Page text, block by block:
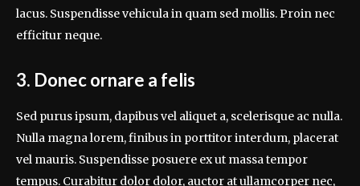
lacus. Suspendisse vehicula in quam sed mollis. Proin nec
efficitur neque.
3. Donec ornare a felis
Sed purus ipsum, dapibus vel aliquet a, scelerisque ac nulla.
Nulla magna lorem, finibus in porttitor interdum, placerat
vel mauris. Suspendisse posuere ex ut massa tempor
tempus. Curabitur dolor dolor, auctor at ullamcorper nec,